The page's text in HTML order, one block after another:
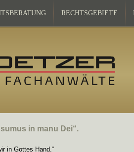
RECHTSGEBIETE
in manu Dei“.
in Gottes Hand.“